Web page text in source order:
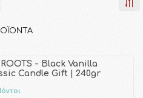
- Βlack Vanilla
Candle Gift | 240gr